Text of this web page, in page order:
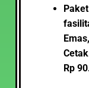
Cetak
Rp